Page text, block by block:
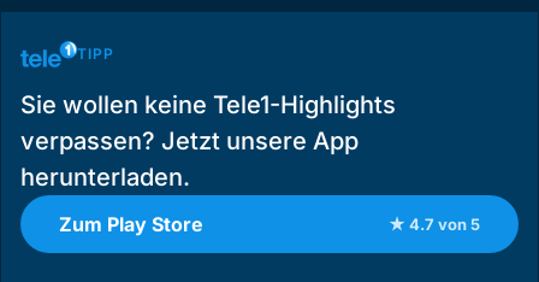
TIPP
Sie wollen keine Tele1-Highlights
verpassen? Jetzt unsere App
herunterladen.
Zum Play Store ★ 4.7 von 5